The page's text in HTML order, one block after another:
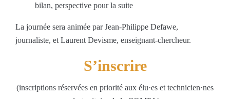
bilan, perspective pour la suite
La journée sera animée par Jean-Philippe Defawe,
journaliste, et Laurent Devisme, enseignant-chercheur.
S’inscrire
(inscriptions réservées en priorité aux élu·es et technicien·nes